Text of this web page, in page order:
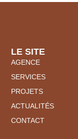
LE SITE
AGENCE
SERVICES
PROJETS
ACTUALITÉS
CONTACT